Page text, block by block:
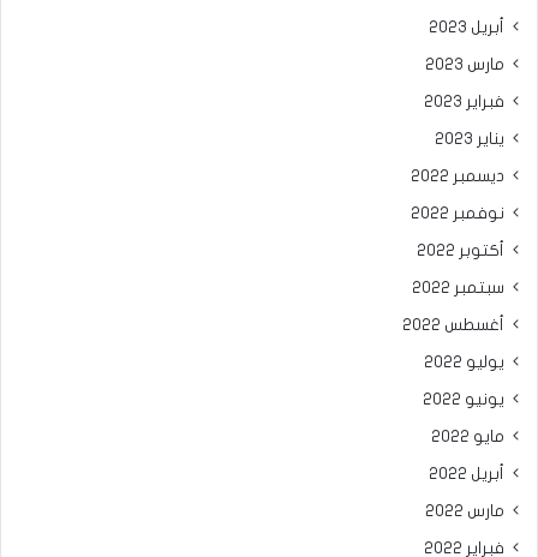
أبريل 2023
مارس 2023
فبراير 2023
يناير 2023
ديسمبر 2022
نوفمبر 2022
أكتوبر 2022
سبتمبر 2022
أغسطس 2022
يوليو 2022
يونيو 2022
مايو 2022
أبريل 2022
مارس 2022
فبراير 2022